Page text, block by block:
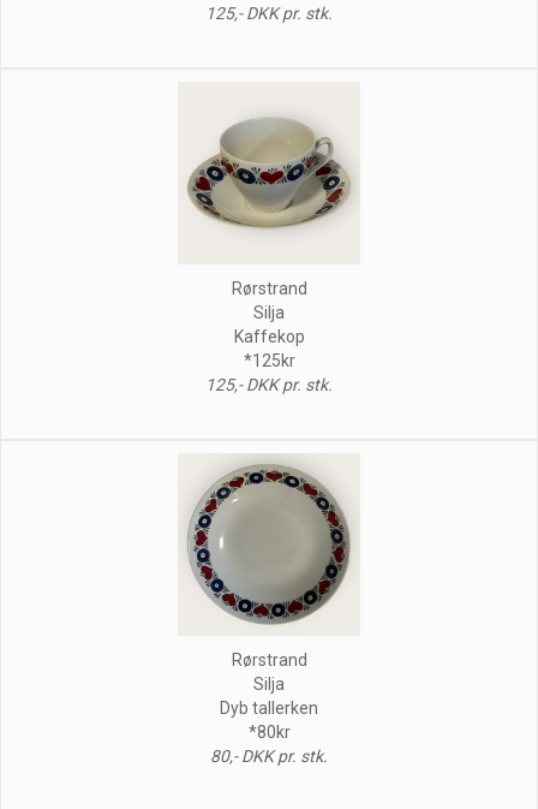
125,- DKK pr. stk.
Rørstrand
Silja
Kaffekop
*125kr
125,- DKK pr. stk.
Rørstrand
Silja
Dyb tallerken
*80kr
80,- DKK pr. stk.